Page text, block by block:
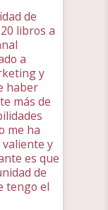
de
libros a
a
y
haber
más de
me ha
y
es que
de
tengo el